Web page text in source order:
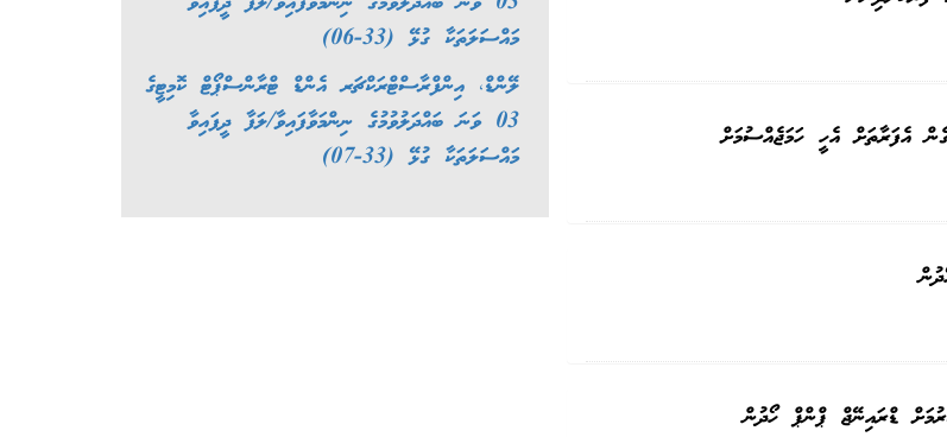
އެފަރާތަށް އެހީ ހަމަޖެއްސުމަށް
ޑްރައިނޭޖް ޕްންޕް ހޯދުން
މައްސަލަތަކާ ގުޅޭ (33-06)
ލޭންޑް، އިންފްރާސްޓްރަކްޗަރ އެންޑް ޓްރާންސްޕޯޓް ކޮމިޓީގެ
03 ވަނަ ބައްދަލުވުމުގެ ނިންމަވާފައިވާ/ލަފާ ދީފައިވާ
މައްސަލަތަކާ ގުޅޭ (33-07)